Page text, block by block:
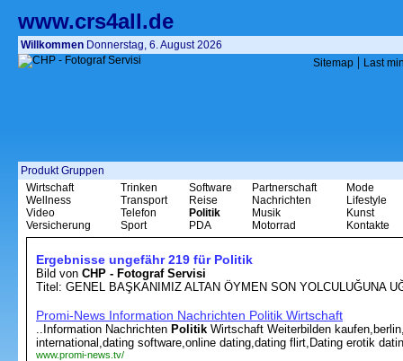
www.crs4all.de
Willkommen Donnerstag, 6. August 2026
Sitemap | Last
Produkt Gruppen
Wirtschaft
Wellness
Video
Versicherung
Trinken
Transport
Telefon
Sport
Software
Reise
Politik
PDA
Partnerschaft
Nachrichten
Musik
Motorrad
Mode
Lifestyle
Kunst
Kontakte
Ergebnisse ungefähr 219 für Politik
Bild von CHP - Fotograf Servisi
Titel: GENEL BAŞKANIMIZ ALTAN ÖYMEN SON YOLCULUĞUNA
Promi-News Information Nachrichten Politik Wirtschaft
..Information Nachrichten Politik Wirtschaft Weiterbilden
international,dating software,online dating,dating flirt,Dating erotik
www.promi-news.tv/